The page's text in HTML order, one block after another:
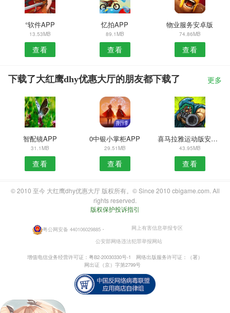
°软件APP
13.53MB
查看
忆拍APP
89.1MB
查看
物业服务安卓版
74.86MB
查看
下载了大红鹰dhy优惠大厅的朋友都下载了 更多
智配镜APP
31.1MB
查看
0中银小掌柜APP
29.51MB
查看
喜马拉雅运动版安卓版
43.95MB
查看
© 2010 至今 大红鹰dhy优惠大厅 版权所有。© Since 2010 cbigame.com. All
rights reserved.
版权保护投诉指引
粤公网安备 440106029885・
网上有害信息举报专区
公安部网络违法犯罪举报网站
增值电信业务经营许可证：粤B2-20030330号-1
网络出版服务许可证：（署）
网出证（京）字第2799号